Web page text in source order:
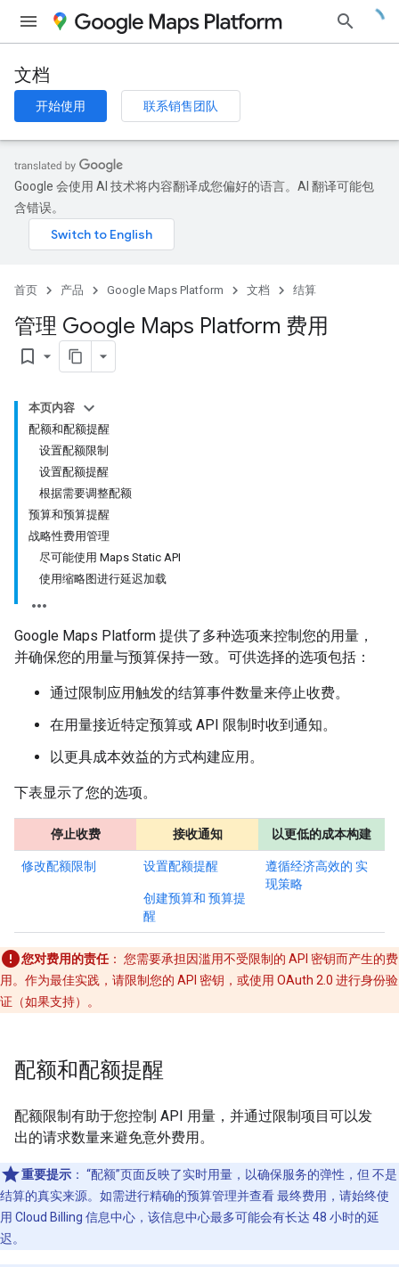
文档
开始使用 联系销售团队
Google 会使用 AI 技术将内容翻译成您偏好的语言。AI 翻译可能包
含错误。
首页 产品 Google Maps Platform 文档 结算
管理 Google Maps Platform 费用
bookmark_border
本页内容
配额和配额提醒
设置配额限制
设置配额提醒
根据需要调整配额
预算和预算提醒
战略性费用管理
尽可能使用 Maps Static API
使用缩略图进行延迟加载
Google Maps Platform 提供了多种选项来控制您的用量，
并确保您的用量与预算保持一致。可供选择的选项包括：
通过限制应用触发的结算事件数量来停止收费。
在用量接近特定预算或 API 限制时收到通知。
以更具成本效益的方式构建应用。
下表显示了您的选项。
停止收费 接收通知 以更低的成本构建
修改配额限制 设置配额提醒
创建预算和 预算提
醒
遵循经济高效的 实
现策略
您对费用的责任 ： 您需要承担因滥用不受限制的 API 密钥而产生的费
用。作为最佳实践，请限制您的 API 密钥，或使用 OAuth 2.0 进行身份验
证（如果支持）。
配额和配额提醒
配额限制有助于您控制 API 用量，并通过限制项目可以发
出的请求数量来避免意外费用。
重要提示 ： “配额”页面反映了实时用量，以确保服务的弹性，但 不是
结算的真实来源。如需进行精确的预算管理并查看 最终费用，请始终使
用 Cloud Billing 信息中心，该信息中心最多可能会有长达 48 小时的延
迟。